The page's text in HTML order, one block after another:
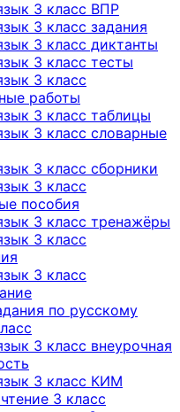
3 класс ВПР
3 класс задания
3 класс диктанты
3 класс тесты
3 класс
работы
3 класс таблицы
3 класс словарные
3 класс сборники
3 класс
пособия
3 класс тренажёры
3 класс
3 класс
по русскому
3 класс внеурочная
3 класс КИМ
3 класс